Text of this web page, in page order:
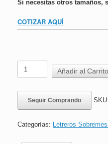
Si necesitas otros tamaños,
COTIZAR AQUÍ
Letrero
Sobremesa
|
ACHS
|
Mantener
Distancia
Añadir al Carrito
Seguir Comprando SKU:
Categorías: Letreros